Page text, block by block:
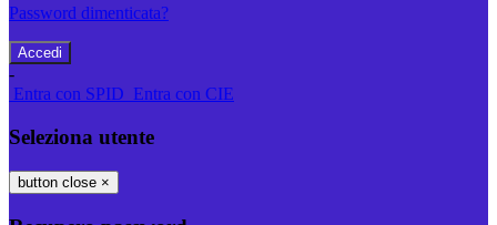
Password dimenticata?
-
Entra con SPID Entra con CIE
Seleziona utente
button close ×